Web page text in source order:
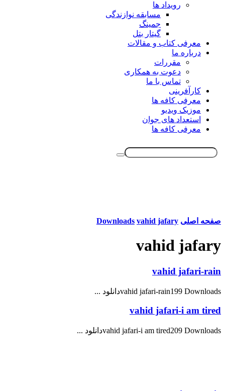
رویداد ها
مسابقه نوازندگی
جمینگ
گیتار بتل
معرفی کتاب و مقالات
درباره ما
مقررات
دعوت به همکاری
تماس با ما
کارآفرینی
معرفی کافه ها
موزیک ویدیو
استعداد های جوان
معرفی کافه ها
صفحه اصلی Downloads vahid jafary
vahid jafary
vahid jafari-rain
vahid jafari-rain199 Downloadsدانلود ...
vahid jafari-i am tired
vahid jafari-i am tired209 Downloadsدانلود ...